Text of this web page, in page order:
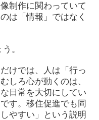
制作に関わっていて
は「情報」ではなく
。
けでは、人は「行っ
しろ心が動くのは、
日常を大切にしてい
す。移住促進でも同
やすい」という説明